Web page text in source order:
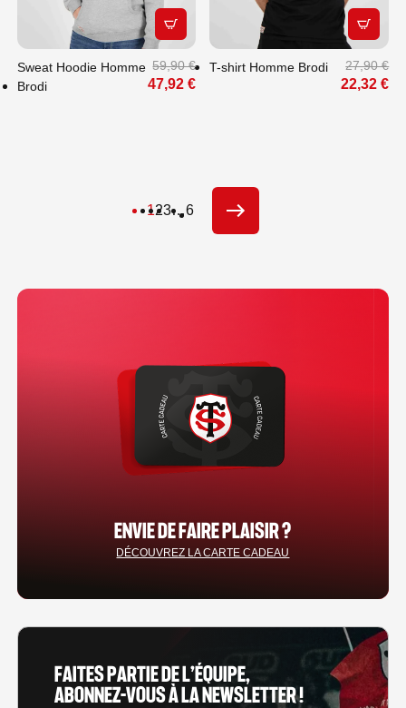
APERÇU RAPIDE
Sweat Hoodie Homme
Brodi
59,90 €
47,92 €
T-shirt Homme Brodi 27,90 €
22,32 €
123…6 SUIVANT
ENVIE DE FAIRE PLAISIR ?
DÉCOUVREZ LA CARTE CADEAU
FAITES PARTIE DE L’ÉQUIPE,
ABONNEZ-VOUS À LA NEWSLETTER !